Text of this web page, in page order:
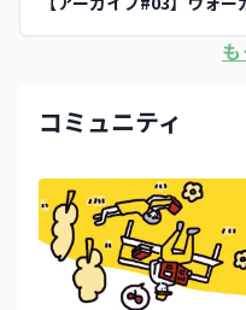
コミュニティ